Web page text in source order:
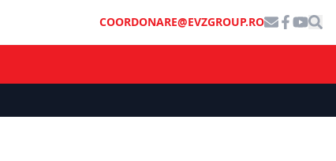
COORDONARE@EVZGROUP.RO